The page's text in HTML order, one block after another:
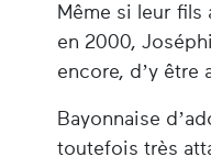
Même si leur fils
en 2000,
encore, d’y être
Bayonnaise
toutefois très